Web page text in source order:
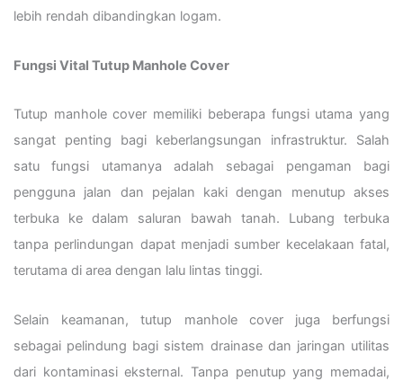
lebih rendah dibandingkan logam.
Fungsi Vital Tutup Manhole Cover
Tutup manhole cover memiliki beberapa fungsi utama yang
sangat penting bagi keberlangsungan infrastruktur. Salah
satu fungsi utamanya adalah sebagai pengaman bagi
pengguna jalan dan pejalan kaki dengan menutup akses
terbuka ke dalam saluran bawah tanah. Lubang terbuka
tanpa perlindungan dapat menjadi sumber kecelakaan fatal,
terutama di area dengan lalu lintas tinggi.
Selain keamanan, tutup manhole cover juga berfungsi
sebagai pelindung bagi sistem drainase dan jaringan utilitas
dari kontaminasi eksternal. Tanpa penutup yang memadai,